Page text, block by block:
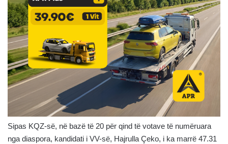
Sipas KQZ-së, në bazë të 20 për qind të votave të numëruara
nga diaspora, kandidati i VV-së, Hajrulla Çeko, i ka marrë 47.31